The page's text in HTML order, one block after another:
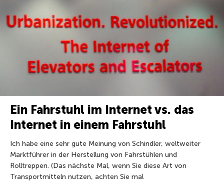
Ein Fahrstuhl im Internet vs. das
Internet in einem Fahrstuhl
Ich habe eine sehr gute Meinung von Schindler, weltweiter
Marktführer in der Herstellung von Fahrstühlen und
Rolltreppen. (Das nächste Mal, wenn Sie diese Art von
Transportmitteln nutzen, achten Sie mal